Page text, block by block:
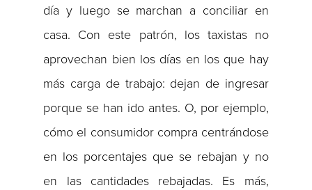
día y luego se marchan a conciliar en
casa. Con este patrón, los taxistas no
aprovechan bien los días en los que hay
más carga de trabajo: dejan de ingresar
porque se han ido antes. O, por ejemplo,
cómo el consumidor compra centrándose
en los porcentajes que se rebajan y no
en las cantidades rebajadas. Es más,